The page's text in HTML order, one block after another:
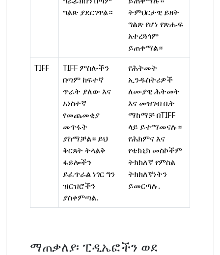
ግልጽ ያደርገዋል።
ትምህርታዊ ይዘት
ግልጽ የሆነ የጽሑፍ
አተረጓጎም
ይጠቀማል።
TIFF
TIFF ምስሎችን
በጣም ከፍተኛ
ጥራት ያለው እና
አነስተኛ
የመጨመቂያ
መጥፋት
ያከማቻል። ይህ
ቅርጸት ትላልቅ
ፋይሎችን
ይፈጥራል ነገር ግን
ዝርዝሮችን
ያስቀምጣል.
የሕትመት
ኢንዱስትሪዎች
ለሙያዊ ሕትመት
እና መዝገብ ቤት
ማከማቻ በTIFF
ላይ ይተማመናሉ።
የሕክምና እና
የቴክኒክ መስኮችም
ትክክለኛ የምስል
ትክክለኛነትን
ይመርጣሉ.
ማጠቃለያ፡ ፒዲኤፎችን ወደ